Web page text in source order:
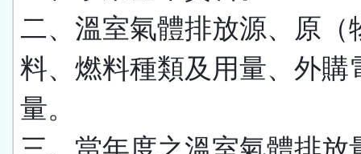
二、溫室氣體排放源、原（
料、燃料種類及用量、外購
量。